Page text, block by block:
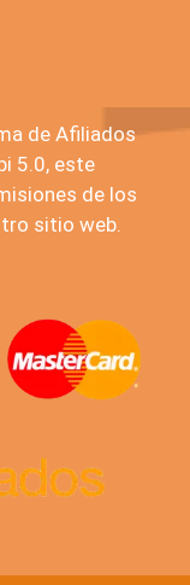
de Afiliados
5.0, este
de los
sitio web.